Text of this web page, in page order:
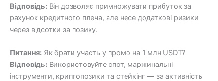
Відповідь: Він дозволяє примножувати прибуток за
рахунок кредитного плеча, але несе додаткові ризики
через відсотки за позику.
Питання: Як брати участь у промо на 1 млн USDT?
Відповідь: Використовуйте спот, маржинальні
інструменти, криптопозики та стейкінг — за активність